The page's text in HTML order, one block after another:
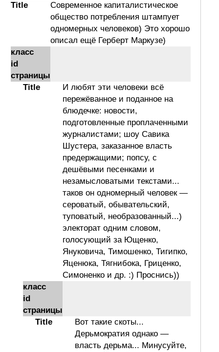
Title
Современное капиталистическое
общество потребления штампует
одномерных человеков) Это хорошо
описал ещё Герберт Маркузе)
класс
id
страницы
Title
И любят эти человеки всё
пережёванное и поданное на
блюдечке: новости,
подготовленные проплаченными
журналистами; шоу Савика
Шустера, заказанное власть
предержащими; попсу, с
дешёвыми песенками и
незамысловатыми текстами...
таков он одномерный человек —
сероватый, обывательский,
туповатый, необразованный...)
электорат одним словом,
голосующий за Ющенко,
Януковича, Тимошенко, Тигипко,
Яценюка, Тягнибока, Гриценко,
Симоненко и др. :) Проснись))
класс
id
страницы
Title
Вот такие скоты...
Дерьмократия однако —
власть дерьма... Минусуйте,